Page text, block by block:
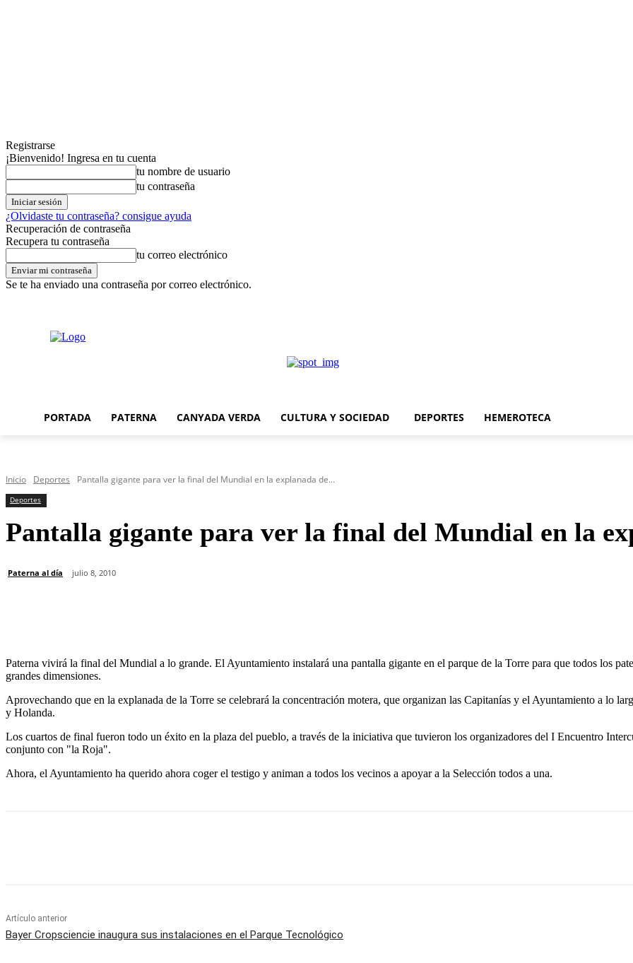
Registrarse
¡Bienvenido! Ingresa en tu cuenta
tu nombre de usuario
tu contraseña
¿Olvidaste tu contraseña? consigue ayuda
Recuperación de contraseña
Recupera tu contraseña
tu correo electrónico
Se te ha enviado una contraseña por correo electrónico.
PORTADA PATERNA CANYADA VERDA CULTURA Y SOCIEDAD DEPORTES HEMEROTECA
Inicio Deportes Pantalla gigante para ver la final del Mundial en la explanada de...
Deportes
Pantalla gigante para ver la final del Mundial en la
Paterna al día julio 8, 2010
Paterna vivirá la final del Mundial a lo grande. El Ayuntamiento instalará una pantalla gigante en el parque de la Torre para que todos los
grandes dimensiones.
Aprovechando que en la explanada de la Torre se celebrará la concentración motera, que organizan las Capitanías y el Ayuntamiento a lo
y Holanda.
Los cuartos de final fueron todo un éxito en la plaza del pueblo, a través de la iniciativa que tuvieron los organizadores del I Encuentro
conjunto con "la Roja".
Ahora, el Ayuntamiento ha querido ahora coger el testigo y animan a todos los vecinos a apoyar a la Selección todos a una.
Artículo anterior
Bayer Cropsciencie inaugura sus instalaciones en el Parque Tecnológico